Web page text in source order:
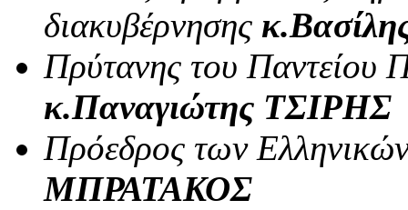
διακυβέρνησης
Πρύτανης του Παντείου
κ.Παναγιώτης ΤΣΙΡΗΣ
Πρόεδρος των
ΜΠΡΑΤΑΚΟΣ